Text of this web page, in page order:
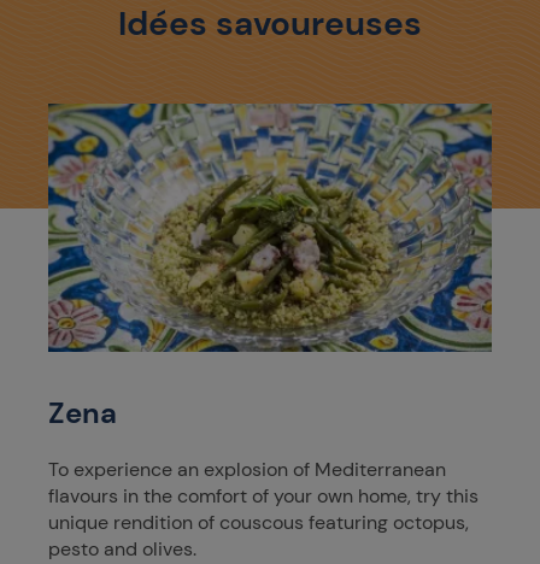
Idées savoureuses
Zena
To experience an explosion of Mediterranean
flavours in the comfort of your own home, try this
unique rendition of couscous featuring octopus,
pesto and olives.